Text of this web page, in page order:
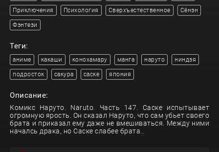
Приключения Психология Сверхъестественное Сёнэн
Фэнтези
Теги:
аниме какаши конохамару манга наруто ниндзя
подросток сакура саске япония
Описание:
Комикс Наруто. Naruto. Часть 147. Саске испытывает
огромную ярость. Он сказал Наруто, что сам убьет своего
брата и приказал ему даже не вмешиваться. Между ними
началсь драка, но Саске слабее брата..